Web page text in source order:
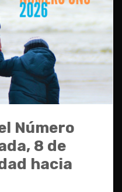
Número
8 de
hacia